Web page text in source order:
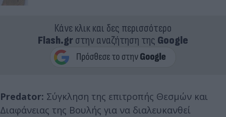
Κάνε κλικ και δες περισσότερο
Flash.grστην αναζήτηση της Google
Predator: Σύγκληση της επιτροπής Θεσμών και
Διαφάνειας της Βουλής για να διαλευκανθεί